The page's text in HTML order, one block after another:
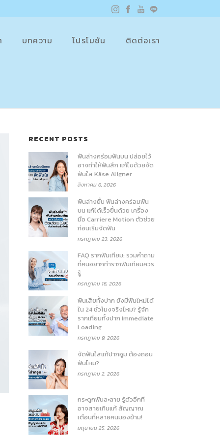
บทความ โปรโมชัน ติดต่อเรา
RECENT POSTS
ฟันล่างคร่อมฟันบน ปล่อยไว้
อาจทำให้ฟันสึก แก้ไขด้วยจัด
ฟันใส Käse Aligner
สิงหาคม 6, 2026
ฟันล่างยื่น ฟันล่างคร่อมฟัน
บน แก้ได้เร็วขึ้นด้วย เครื่อง
มือ Carriere Motion ตัวช่วย
ก่อนเริ่มจัดฟัน
กรกฎาคม 23, 2026
FAQ รากฟันเทียม: รวมคำถาม
ที่คนอยากทำรากฟันเทียมควร
รู้
กรกฎาคม 16, 2026
ฟันเสียทั้งปาก ยังมีฟันใหม่ได้
ใน 24 ชั่วโมงจริงไหม? รู้จัก
รากเทียมทั้งปาก Immediate
Loading
กรกฎาคม 9, 2026
จัดฟันใสแก้ปากอูม ต้องถอน
ฟันไหม?
กรกฎาคม 2, 2026
กระดูกฟันละลาย รู้ตัวอีกที
อาจสายเกินแก้ สัญญาณ
เตือนที่หลายคนมองข้าม!
มิถุนายน 25, 2026